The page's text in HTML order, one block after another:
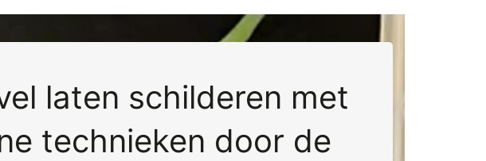
laten schilderen met
technieken door de